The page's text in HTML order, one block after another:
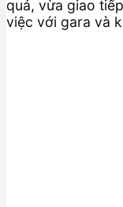
quả, vừa giao
việc với gara và